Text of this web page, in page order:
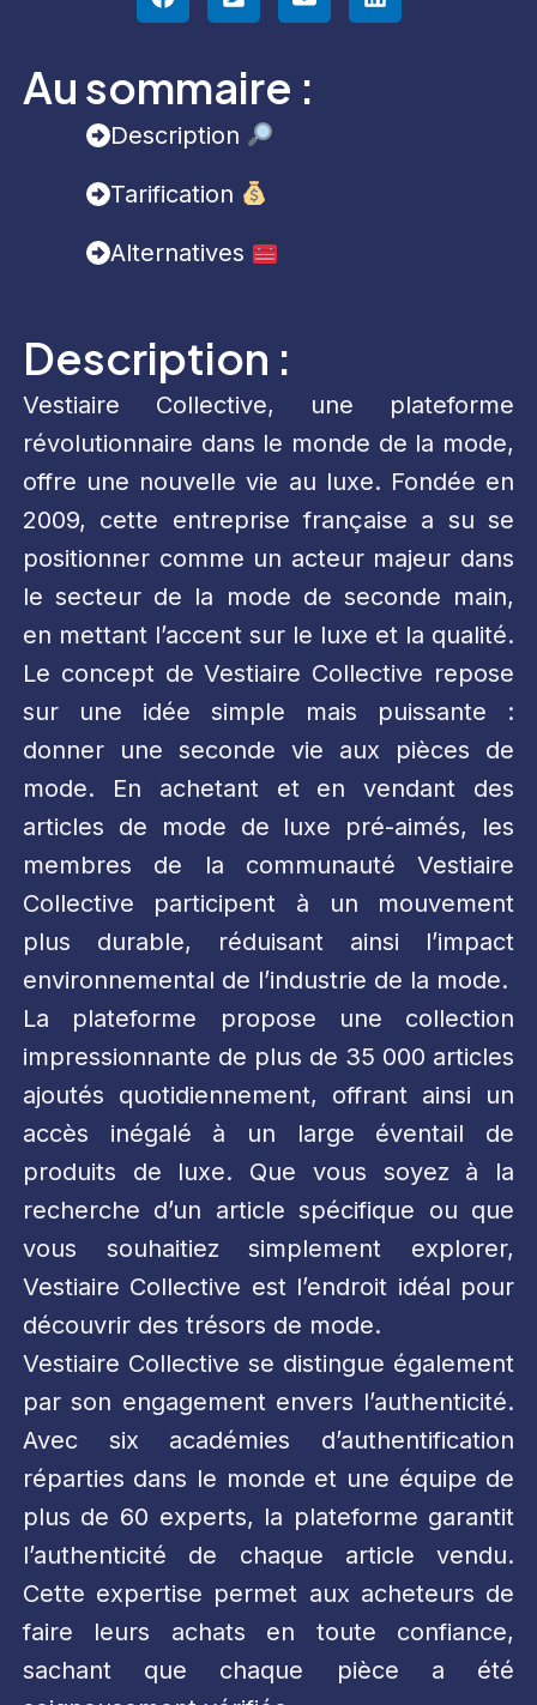
Au sommaire :
Description
Tarification
Alternatives
Description :
Vestiaire Collective, une plateforme
révolutionnaire dans le monde de la mode,
offre une nouvelle vie au luxe. Fondée en
2009, cette entreprise française a su se
positionner comme un acteur majeur dans
le secteur de la mode de seconde main,
en mettant l’accent sur le luxe et la qualité.
Le concept de Vestiaire Collective repose
sur une idée simple mais puissante :
donner une seconde vie aux pièces de
mode. En achetant et en vendant des
articles de mode de luxe pré-aimés, les
membres de la communauté Vestiaire
Collective participent à un mouvement
plus durable, réduisant ainsi l’impact
environnemental de l’industrie de la mode.
La plateforme propose une collection
impressionnante de plus de 35 000 articles
ajoutés quotidiennement, offrant ainsi un
accès inégalé à un large éventail de
produits de luxe. Que vous soyez à la
recherche d’un article spécifique ou que
vous souhaitiez simplement explorer,
Vestiaire Collective est l’endroit idéal pour
découvrir des trésors de mode.
Vestiaire Collective se distingue également
par son engagement envers l’authenticité.
Avec six académies d’authentification
réparties dans le monde et une équipe de
plus de 60 experts, la plateforme garantit
l’authenticité de chaque article vendu.
Cette expertise permet aux acheteurs de
faire leurs achats en toute confiance,
sachant que chaque pièce a été